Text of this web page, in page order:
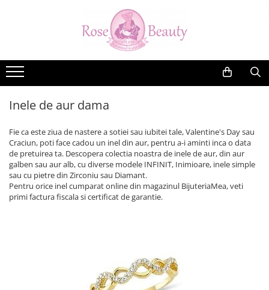
Cercei din aur copii
Cercei din aur galben copii
Cercei aur nou nascuti si bebelusi
pietre pretioase
Cercei aur tortite copii
Cercei aur surub protectie copii
Cercei aur alb copii
Cercei aur fete
Cercei aur model Inimioare
Bratari de aur copii si bebelusi
Bratari de aur dama
Inele din aur logodna
Inele de aur dama
ARGINT
Martisoare aur si argint
Costume botez vara
Rochite de Botez
Rochite Botez
Inele de aur dama
Fie ca este ziua de nastere a sotiei sau iubitei tale, Valentine's Day sau
Craciun, poti face cadou un inel din aur, pentru a-i aminti inca o data
de pretuirea ta. Descopera colectia noastra de inele de aur, din aur
galben sau aur alb, cu diverse modele INFINIT, Inimioare, inele simple
sau cu pietre din Zirconiu sau Diamant.
Pentru orice inel cumparat online din magazinul BijuteriaMea, veti
primi factura fiscala si certificat de garantie.